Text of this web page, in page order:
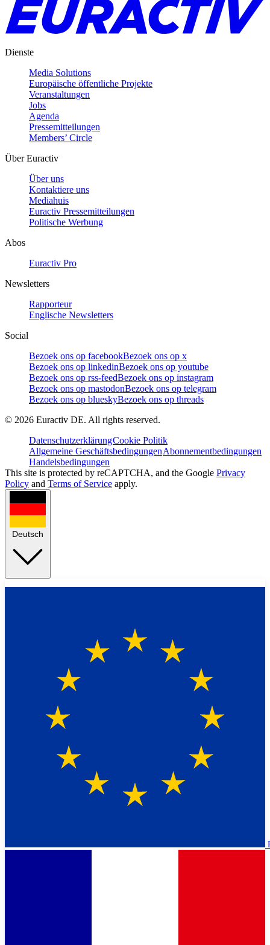
Dienste
Media Solutions
Europäische öffentliche Projekte
Veranstaltungen
Jobs
Agenda
Pressemitteilungen
Members’ Circle
Über Euractiv
Über uns
Kontaktiere uns
Mediahuis
Euractiv Pressemitteilungen
Politische Werbung
Abos
Euractiv Pro
Newsletters
Rapporteur
Englische Newsletters
Social
Bezoek ons op facebookBezoek ons op x
Bezoek ons op linkedinBezoek ons op youtube
Bezoek ons op rss-feedBezoek ons op instagram
Bezoek ons op mastodonBezoek ons op telegram
Bezoek ons op blueskyBezoek ons op threads
© 2026 Euractiv DE. All rights reserved.
DatenschutzerklärungCookie Politik
Allgemeine GeschäftsbedingungenAbonnementbedingungen
Handelsbedingungen
This site is protected by reCAPTCHA, and the Google Privacy
Policy and Terms of Service apply.
Deutsch